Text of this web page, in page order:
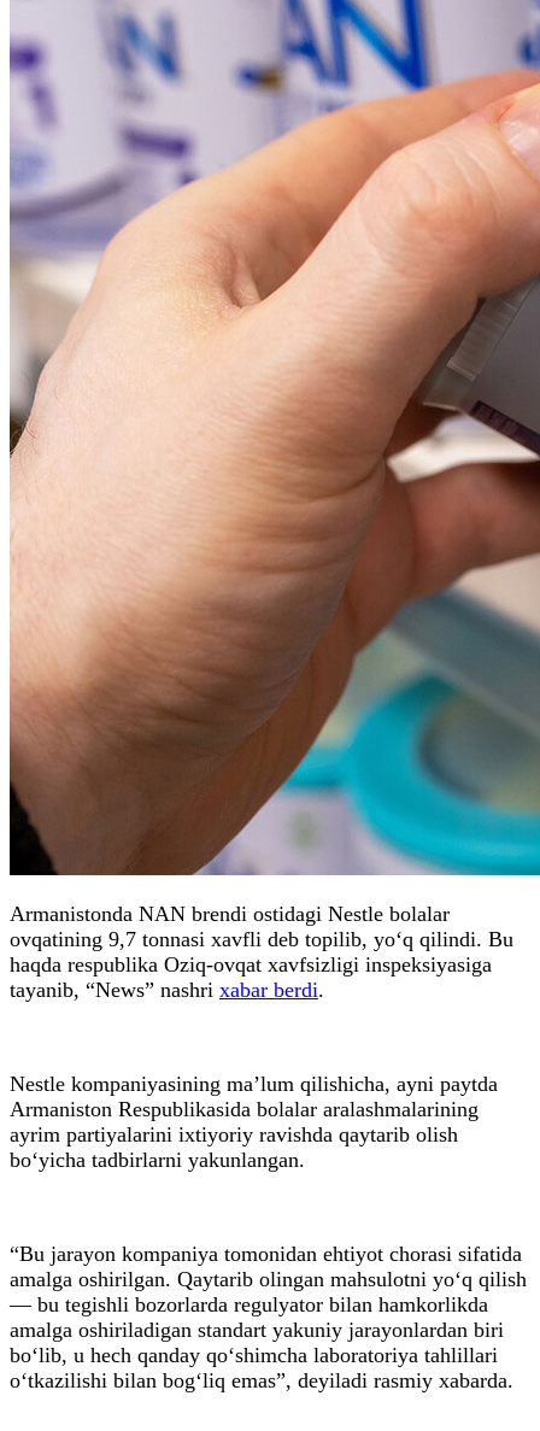
Armanistonda NAN brendi ostidagi Nestle bolalar
ovqatining 9,7 tonnasi xavfli deb topilib, yo‘q qilindi. Bu
haqda respublika Oziq-ovqat xavfsizligi inspeksiyasiga
tayanib, “News” nashri xabar berdi.
Nestle kompaniyasining ma’lum qilishicha, ayni paytda
Armaniston Respublikasida bolalar aralashmalarining
ayrim partiyalarini ixtiyoriy ravishda qaytarib olish
bo‘yicha tadbirlarni yakunlangan.
“Bu jarayon kompaniya tomonidan ehtiyot chorasi sifatida
amalga oshirilgan. Qaytarib olingan mahsulotni yo‘q qilish
— bu tegishli bozorlarda regulyator bilan hamkorlikda
amalga oshiriladigan standart yakuniy jarayonlardan biri
bo‘lib, u hech qanday qo‘shimcha laboratoriya tahlillari
o‘tkazilishi bilan bog‘liq emas”, deyiladi rasmiy xabarda.